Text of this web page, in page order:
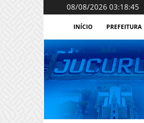
08/08/2026 03:18:45
INÍCIO PREFEITURA